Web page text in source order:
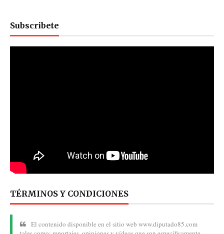
Subscribete
TÉRMINOS Y CONDICIONES
El contenido disponible en el sitio web www.diputado85.com